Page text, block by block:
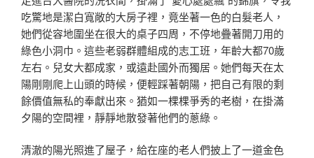
吃驚地是潔白寬敞的大房子裡，竟坐著一色的白髮老人，
她們從容地圍坐在很大的桌子四周，不停地疊著開刀用的
綠色小洞巾。這些老弱群體組成的志工班，年齡大都70歲
左右。兒女大都成家，或遠赴國外而獨居。她們每天在太
陽剛剛爬上山頭的時候，便輕踩著朝陽，把自己有限的剩
餘價值無私的奉獻出來。猶如一棵棵爭秀的老樹，在掛滿
夕陽的空間裡，靜靜地散發著他們的蔥綠。
清澈的陽光照進了屋子，給在座的老人們披上了一道金色